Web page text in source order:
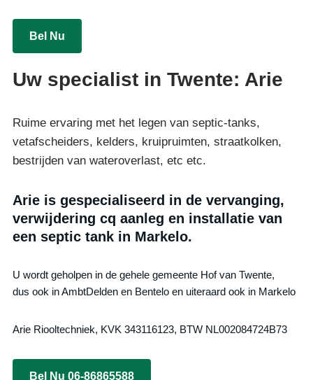
Bel Nu
Uw specialist in Twente: Arie
Ruime ervaring met het legen van septic-tanks,
vetafscheiders, kelders, kruipruimten, straatkolken,
bestrijden van wateroverlast, etc etc.
Arie is gespecialiseerd in de vervanging,
verwijdering cq aanleg en installatie van
een septic tank in Markelo.
U wordt geholpen in de gehele gemeente Hof van Twente,
dus ook in AmbtDelden en Bentelo en uiteraard ook in Markelo
Arie Riooltechniek, KVK 343116123, BTW NL002084724B73
Bel Nu 06-86865588